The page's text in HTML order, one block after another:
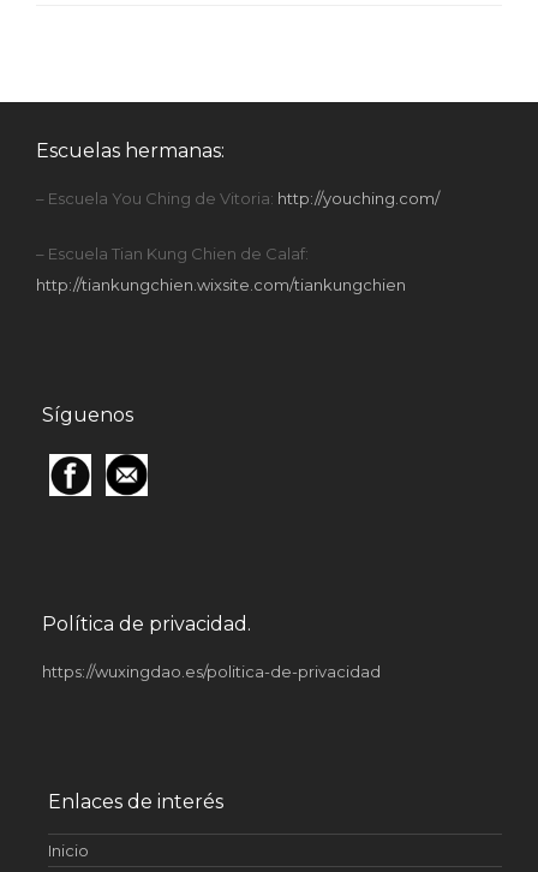
Escuelas hermanas:
– Escuela You Ching de Vitoria: http://youching.com/
– Escuela Tian Kung Chien de Calaf:
http://tiankungchien.wixsite.com/tiankungchien
Síguenos
Política de privacidad.
https://wuxingdao.es/politica-de-privacidad
Enlaces de interés
Inicio